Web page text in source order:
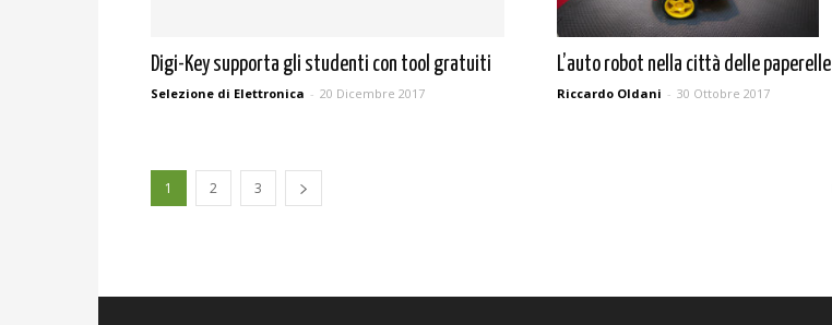
Digi-Key supporta gli studenti con tool gratuiti
Selezione di Elettronica - 20 Dicembre 2017
L’auto robot nella città delle paperelle
Riccardo Oldani - 30 Ottobre 2017
1 2 3